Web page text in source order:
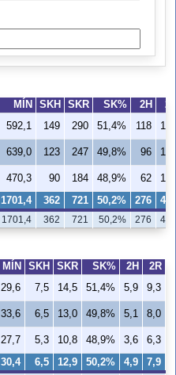
MÍN SKH SKR SK% 2H
592,1 149 290 51,4% 118
186
639,0 123 247 49,8% 96
152
470,3 90 184 48,9% 62 107
1701,4 362 721 50,2% 276 445
1701,4 362 721 50,2% 276 445
MÍN SKH SKR SK% 2H
2R
29,6 7,5 14,5 51,4% 5,9 9,3
33,6 6,5 13,0 49,8% 5,1 8,0
27,7 5,3 10,8 48,9% 3,6 6,3
30,4 6,5 12,9 50,2% 4,9 7,9